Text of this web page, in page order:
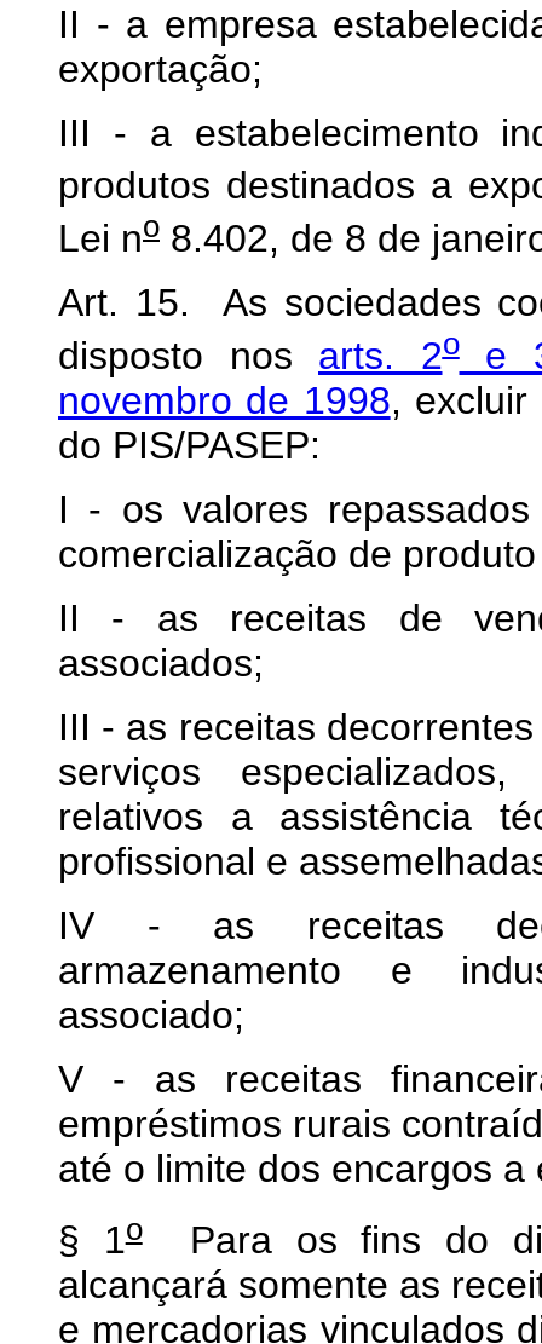
II - a empresa
exportação;
III - a estabelecimento
produtos destinados a
Lei no 8.402, de 8 de
Art. 15. As sociedades
disposto nos arts. 2oe
novembro de 1998,
do PIS/PASEP:
I - os valores
comercialização de
II - as receitas de
associados;
III - as receitas
serviços
relativos a assistência
profissional e
IV - as receitas
armazenamento e
associado;
V - as receitas
empréstimos rurais
até o limite dos encargos a
§ 1oPara os fins do
alcançará somente as
e mercadorias vinculados